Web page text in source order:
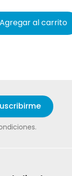
Agregar al carrito